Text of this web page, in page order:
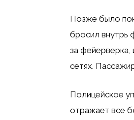
Позже было
бросил внутрь
за фейерверка,
сетях.
Полицейское
отражает все